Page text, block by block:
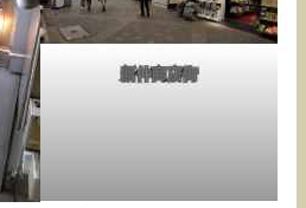
新仲商店街